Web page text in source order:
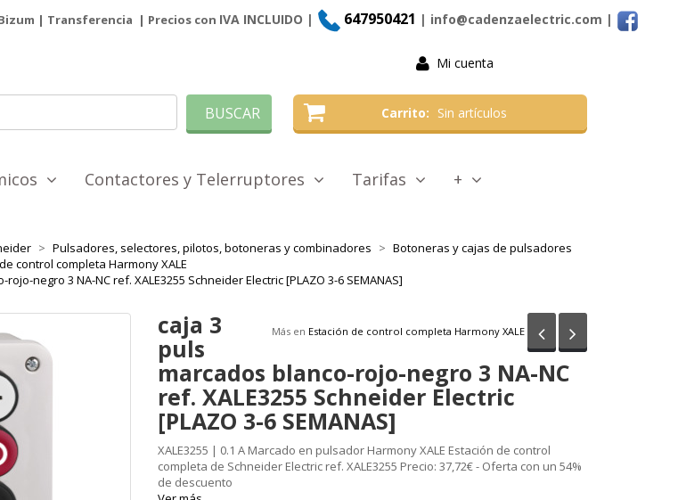
| Transferencia | Precios con IVA INCLUIDO | 647950421 | info@cadenzaelectric.com |
Mi cuenta
Carrito Sin artículos
BUSCAR
Contactores y Telerruptores Tarifas +
Pulsadores, selectores, pilotos, botoneras y combinadores
Botoneras y cajas de pulsadores
control completa Harmony XALE
negro 3 NA-NC ref. XALE3255 Schneider Electric [PLAZO 3-6 SEMANAS]
Más en Estación de control completa Harmony XALE Anterior
caja 3
puls
marcados blanco-rojo-negro 3 NA-NC
ref. XALE3255 Schneider Electric
[PLAZO 3-6 SEMANAS]
XALE3255 | 0.1 A Marcado en pulsador Harmony XALE Estación de control
completa de Schneider Electric ref. XALE3255 Precio: 37,72€ - Oferta con un 54%
de descuento